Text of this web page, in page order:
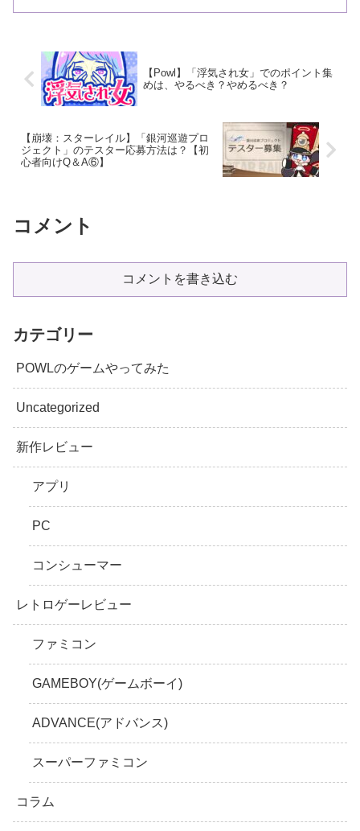
【Powl】「浮気され女」でのポイント集
めは、やるべき？やめるべき？
【崩壊：スターレイル】「銀河巡遊プロ
ジェクト」のテスター応募方法は？【初
心者向けQ＆A⑥】
コメント
コメントを書き込む
カテゴリー
POWLのゲームやってみた
Uncategorized
新作レビュー
アプリ
PC
コンシューマー
レトロゲーレビュー
ファミコン
GAMEBOY(ゲームボーイ)
ADVANCE(アドバンス)
スーパーファミコン
コラム